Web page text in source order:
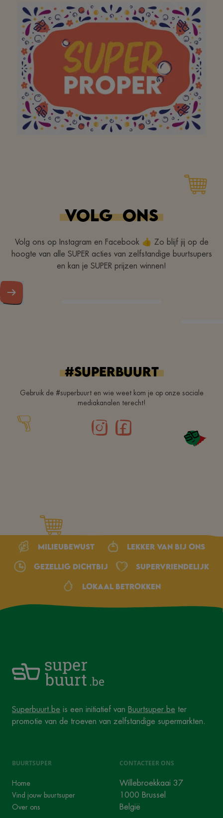
Aan mijn favoriete
buurtsuper om mijn
bezoek aan jullie winkel
op te vrolijken met een
brede glimlach!
Bedankt!
aanbod
VOLG ONS
Volg ons op Instagram en Facebook 👍 Zo blijf jij op de
hoogte van alle SUPER acties van zelfstandige buurtsupers
en kan je SUPER prijzen winnen!
#superbuurt
Gebruik de #superbuurt en wie weet kom je op onze sociale
mediakanalen terecht!
Milieubewust Lekker van bij ons
Gezellig dichtbij Supervriendelijk
Lokaal betrokken
Superbuurt.be is een initiatief van Buurtsuper.be ter
promotie van de troeven van zelfstandige supermarkten.
BUURTSUPER
Home
Vind jouw buurtsuper
Over ons
CONTACTEER ONS
Willebroekkaai 37
1000 Brussel
België